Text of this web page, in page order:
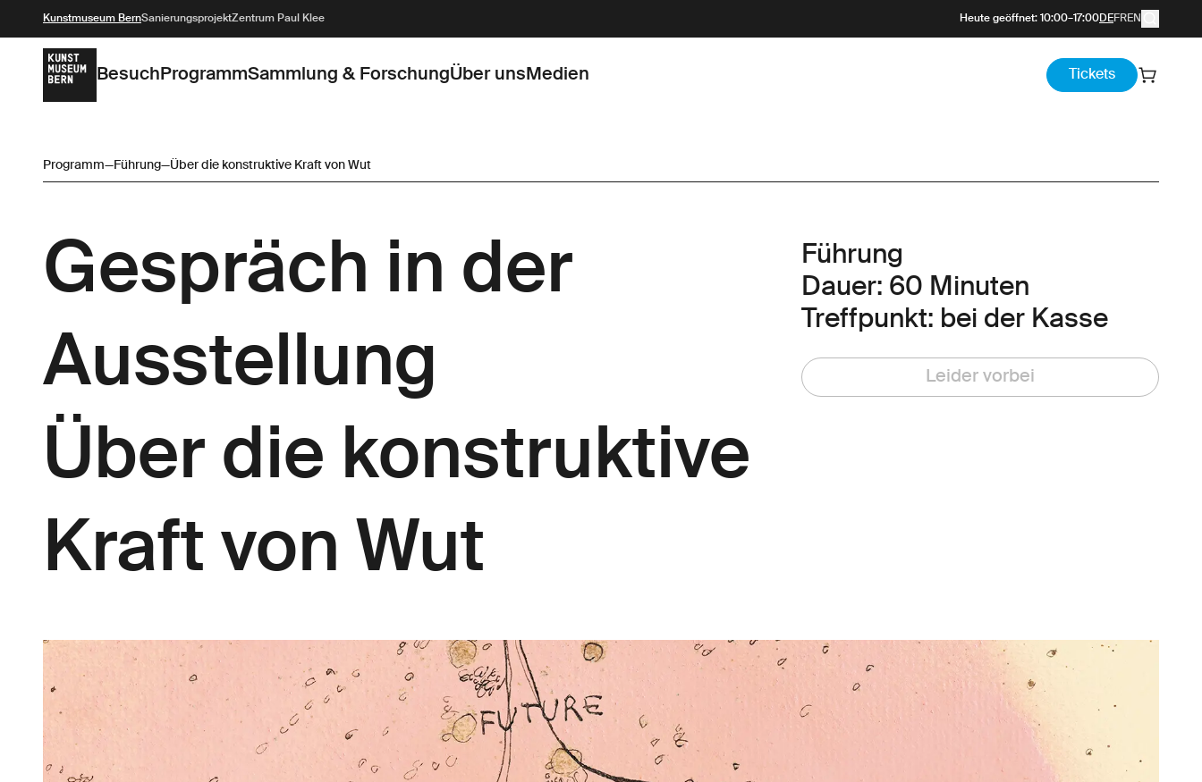
Kunstmuseum BernSanierungsprojektZentrum Paul Klee Heute geöffnet: 10:00–17:00DEFREN
BesuchProgrammSammlung & ForschungÜber unsMedien Tickets
Programm—Führung—Über die konstruktive Kraft von Wut
Gespräch in der
Ausstellung
Über die konstruktive
Kraft von Wut
Führung
Dauer: 60 Minuten
Treffpunkt: bei der Kasse
Leider vorbei